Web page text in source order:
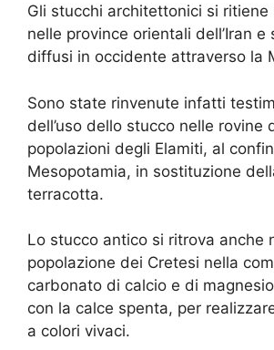
Gli stucchi architettonici si ritiene
nelle province orientali dell’Iran e
diffusi in occidente attraverso la
Sono state rinvenute infatti
dell’uso dello stucco nelle rovine
popolazioni degli Elamiti, al
Mesopotamia, in sostituzione
terracotta.
Lo stucco antico si ritrova anche
popolazione dei Cretesi nella
carbonato di calcio e di
con la calce spenta, per
a colori vivaci.